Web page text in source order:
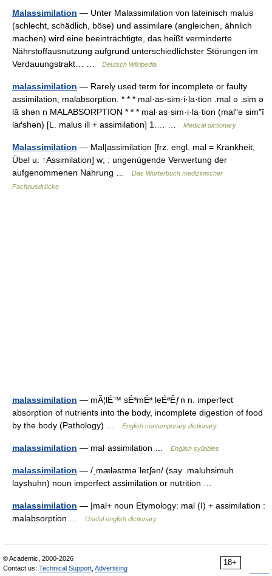
Malassimilation — Unter Malassimilation von lateinisch malus
(schlecht, schädlich, böse) und assimilare (angleichen, ähnlich
machen) wird eine beeinträchtigte, das heißt verminderte
Nährstoffausnutzung aufgrund unterschiedlichster Störungen im
Verdauungstrakt… …
Deutsch Wikipedia
malassimilation — Rarely used term for incomplete or faulty
assimilation; malabsorption. * * * mal·as·sim·i·la·tion .mal ə .sim ə
lā shən n MALABSORPTION * * * mal·as·sim·i·la·tion (mal″ə sim″ĭ
laґshən) [L. malus ill + assimilation] 1.… …
Medical dictionary
Malassimilation — Mal|assimilatio̱n [frz. engl. mal = Krankheit,
Übel u. ↑Assimilation] w; : ungenügende Verwertung der
aufgenommenen Nahrung …
Das Wörterbuch medizinischer
Fachausdrücke
malassimilation — mÃ¦lÉ™ sÉªmÉª leÉªÊƒn n. imperfect
absorption of nutrients into the body, incomplete digestion of food
by the body (Pathology) …
English contemporary dictionary
malassimilation — mal·assimilation … English syllables
malassimilation — /ˌmæləsɪməˈleɪʃən/ (say .maluhsimuh
layshuhn) noun imperfect assimilation or nutrition …
malassimilation — |mal+ noun Etymology: mal (I) + assimilation :
malabsorption …
Useful english dictionary
18+
© Academic, 2000-2026
Contact us: Technical Support Advertising